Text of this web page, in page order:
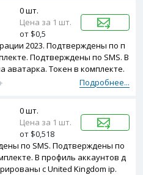
2023. Подтверждены по п
Подтверждены по SMS. В
аватарка. Токен в комплекте.
Подробнее...
0 шт.
Цена за 1 шт.
от $0,5
по SMS. Подтверждены по
В профиль аккаунтов д
с United Kingdom ip.
0 шт.
Цена за 1 шт.
от $0,518